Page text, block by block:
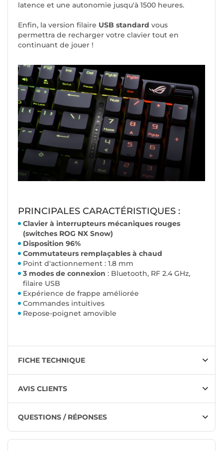
latence et une autonomie jusqu'à 1500 heures.
Enfin, la version filaire USB standard vous
permettra de recharger votre clavier tout en
continuant de jouer !
PRINCIPALES CARACTÉRISTIQUES :
Clavier à interrupteurs mécaniques rouges
(switches ROG NX Snow)
Disposition 96%
Commutateurs remplaçables à chaud
Point d'actionnement : 1.8 mm
3 modes de connexion : Bluetooth, RF 2.4 GHz,
filaire USB
Expérience de frappe améliorée
Commandes intuitives
Repose-poignet amovible
FICHE TECHNIQUE
AVIS CLIENTS
QUESTIONS / RÉPONSES